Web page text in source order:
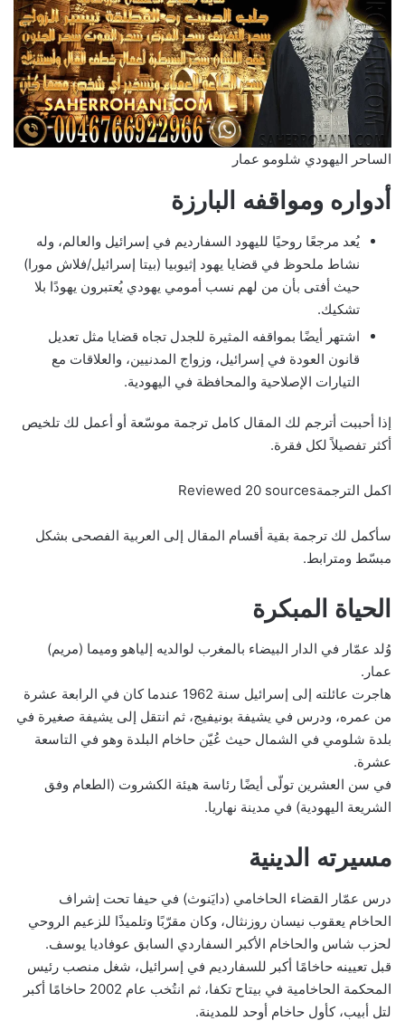
الساحر اليهودي شلومو عمار
أدواره ومواقفه البارزة
يُعد مرجعًا روحيًا لليهود السفارديم في إسرائيل والعالم، وله
نشاط ملحوظ في قضايا يهود إثيوبيا (بيتا إسرائيل/فلاش مورا)
حيث أفتى بأن من لهم نسب أمومي يهودي يُعتبرون يهودًا بلا
تشكيك.
اشتهر أيضًا بمواقفه المثيرة للجدل تجاه قضايا مثل تعديل
قانون العودة في إسرائيل، وزواج المدنيين، والعلاقات مع
التيارات الإصلاحية والمحافظة في اليهودية.
إذا أحببت أترجم لك المقال كامل ترجمة موسّعة أو أعمل لك تلخيص
أكثر تفصيلاً لكل فقرة.
اكمل الترجمةReviewed 20 sources
سأكمل لك ترجمة بقية أقسام المقال إلى العربية الفصحى بشكل
مبسّط ومترابط.
الحياة المبكرة
وُلد عمّار في الدار البيضاء بالمغرب لوالديه إلياهو وميما (مريم)
عمار.
هاجرت عائلته إلى إسرائيل سنة 1962 عندما كان في الرابعة عشرة
من عمره، ودرس في يشيفة بونيفيج، ثم انتقل إلى يشيفة صغيرة في
بلدة شلومي في الشمال حيث عُيّن حاخام البلدة وهو في التاسعة
عشرة.
في سن العشرين تولّى أيضًا رئاسة هيئة الكشروت (الطعام وفق
الشريعة اليهودية) في مدينة نهاريا.
مسيرته الدينية
درس عمّار القضاء الحاخامي (دايَنوث) في حيفا تحت إشراف
الحاخام يعقوب نيسان روزنثال، وكان مقرّبًا وتلميذًا للزعيم الروحي
لحزب شاس والحاخام الأكبر السفاردي السابق عوفاديا يوسف.
قبل تعيينه حاخامًا أكبر للسفارديم في إسرائيل، شغل منصب رئيس
المحكمة الحاخامية في بيتاح تكفا، ثم انتُخب عام 2002 حاخامًا أكبر
لتل أبيب، كأول حاخام أوحد للمدينة.